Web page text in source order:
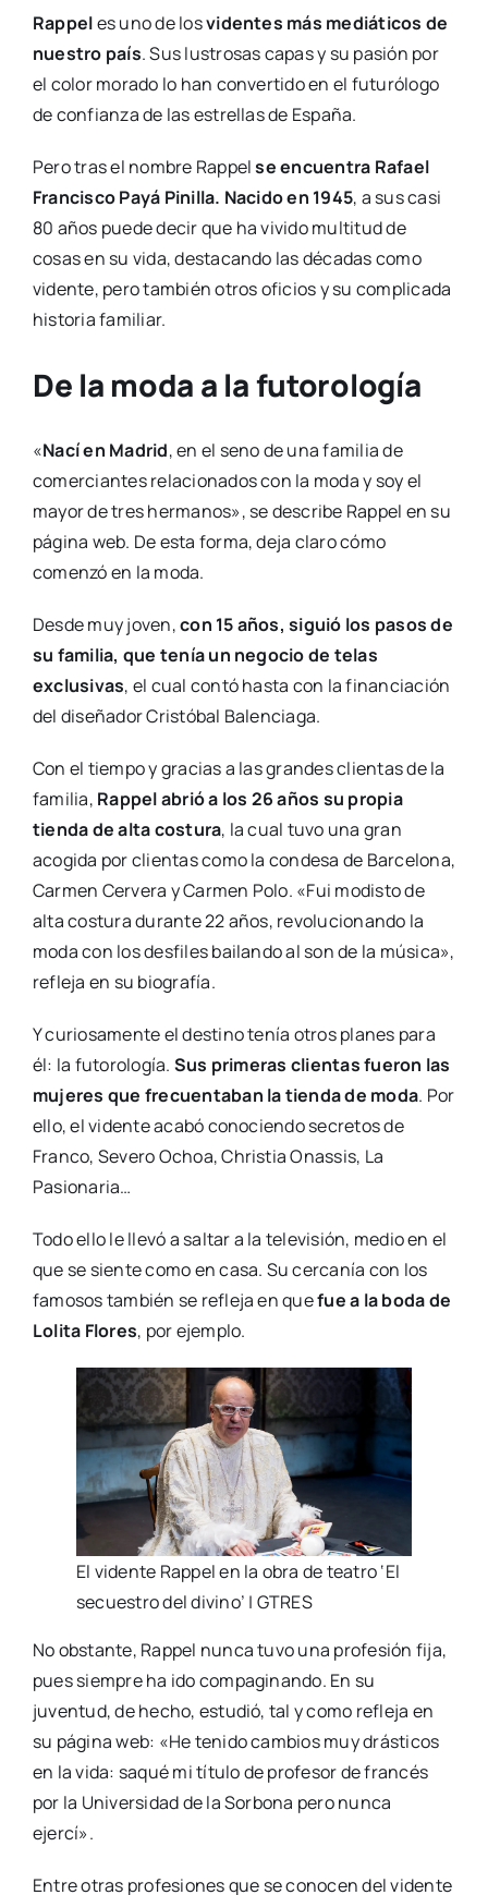
Rappeles uno de losvidentes más mediáticos de
nuestro país. Sus lustrosas capas y su pasión por
el color morado lo han convertido en el futurólogo
de confianza de las estrellas de España.
Pero tras el nombre Rappelse encuentra Rafael
Francisco Payá Pinilla. Nacido en 1945, a sus casi
80 años puede decir que ha vivido multitud de
cosas en su vida, destacando las décadas como
vidente, pero también otros oficios y su complicada
historia familiar.
De la moda a la futorología
«Nací en Madrid, en el seno de una familia de
comerciantes relacionados con la moda y soy el
mayor de tres hermanos», se describe Rappel en su
página web. De esta forma, deja claro cómo
comenzó en la moda.
Desde muy joven,con 15 años, siguió los pasos de
su familia, que tenía un negocio de telas
exclusivas, el cual contó hasta con la financiación
del diseñador Cristóbal Balenciaga.
Con el tiempo y gracias a las grandes clientas de la
familia, Rappel abrió a los 26 años su propia
tienda de alta costura, la cual tuvo una gran
acogida por clientas como la condesa de Barcelona,
Carmen Cervera y Carmen Polo. «Fui modisto de
alta costura durante 22 años, revolucionando la
moda con los desfiles bailando al son de la música»,
refleja en su biografía.
Y curiosamente el destino tenía otros planes para
él: la futorología. Sus primeras clientas fueron las
mujeres que frecuentaban la tienda de moda. Por
ello, el vidente acabó conociendo secretos de
Franco, Severo Ochoa, Christia Onassis, La
Pasionaria…
Todo ello le llevó a saltar a la televisión, medio en el
que se siente como en casa. Su cercanía con los
famosos también se refleja en quefue a la boda de
Lolita Flores, por ejemplo.
El vidente Rappel en la obra de teatro ‘El
secuestro del divino’ | GTRES
No obstante, Rappel nunca tuvo una profesión fija,
pues siempre ha ido compaginando. En su
juventud, de hecho, estudió, tal y como refleja en
su página web: «He tenido cambios muy drásticos
en la vida: saqué mi título de profesor de francés
por la Universidad de la Sorbona pero nunca
ejercí».
Entre otras profesiones que se conocen del vidente